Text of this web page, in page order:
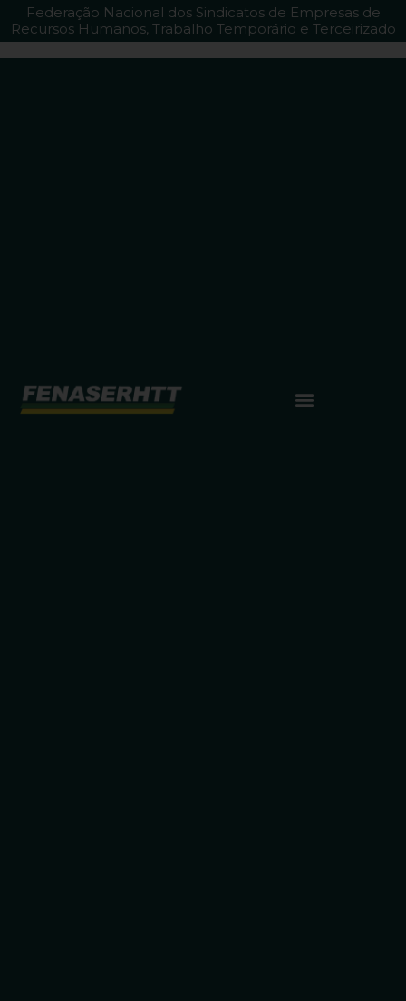
Federação Nacional dos Sindicatos de Empresas de
Recursos Humanos, Trabalho Temporário e Terceirizado